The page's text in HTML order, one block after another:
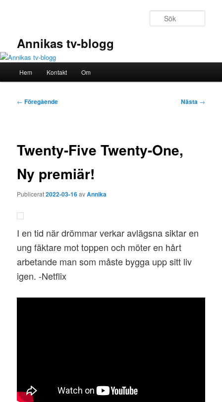
Annikas tv-blogg
Hem Kontakt Om
Inläggsnavigering
← Föregående Nästa →
Twenty-Five Twenty-One,
Ny premiär!
Publicerat2022-03-16avAnnika
I en tid när drömmar verkar avlägsna siktar en
ung fäktare mot toppen och möter en hårt
arbetande man som måste bygga upp sitt liv
igen. -Netflix